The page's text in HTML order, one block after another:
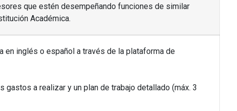
que estén desempeñando funciones de similar
Académica.
en inglés o español a través de la plataforma de
gastos a realizar y un plan de trabajo detallado (máx. 3